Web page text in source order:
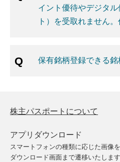
イント優待やデジタ
ト）を受取れません
保有銘柄登録できる
株主パスポートについて
アプリダウンロード
スマートフォンの種類に応じた画像
ダウンロード画面まで遷移いたします